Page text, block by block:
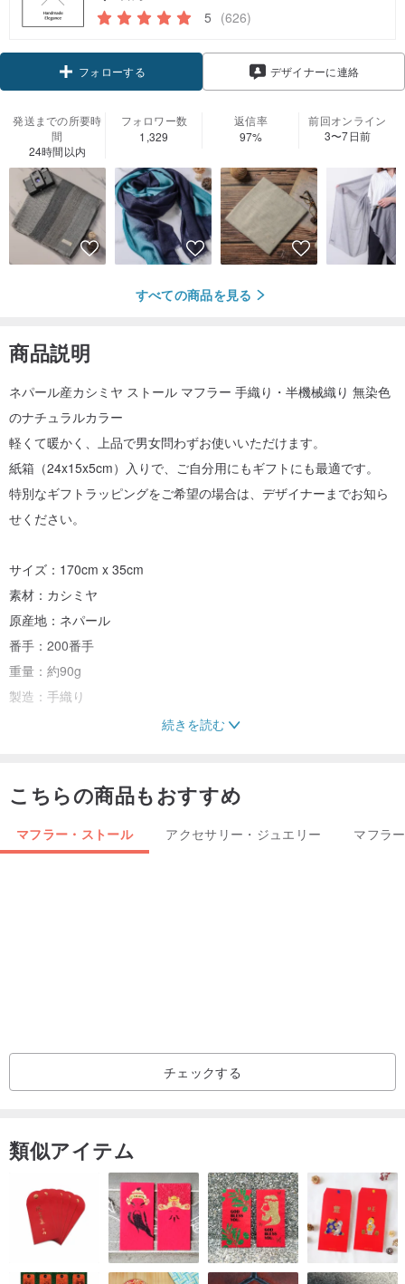
5 (626)
フォローする デザイナーに連絡
発送までの所要時
間
24時間以内
フォロワー数
1,329
返信率
97%
前回オンライン
3〜7日前
すべての商品を見る
商品説明
ネパール産カシミヤ ストール マフラー 手織り・半機械織り 無染色
のナチュラルカラー
軽くて暖かく、上品で男女問わずお使いいただけます。
紙箱（24x15x5cm）入りで、ご自分用にもギフトにも最適です。
特別なギフトラッピングをご希望の場合は、デザイナーまでお知ら
せください。
サイズ：170cm x 35cm
素材：カシミヤ
原産地：ネパール
番手：200番手
重量：約90g
製造：手織り
撮影時の光の加減により、写真と実物の色合いが異なる場合があり
目に沿って手で優しく引き伸ばしてください。
4. 毛玉ができた場合は、手で優しく取り除き、ブラシの使用は避け
細な織り目ですが完璧ではない場合があります。ストールの端はフ
リンジ状になっています。これらの点が気になる方は購入をお控え
ください。
6. ネパール製のため、色止め剤は使用しておりません。色落ちや退
色は正常な現象です。
続きを読む
こちらの商品もおすすめ
マフラー・ストール アクセサリー・ジュエリー マフラ
チェックする
類似アイテム